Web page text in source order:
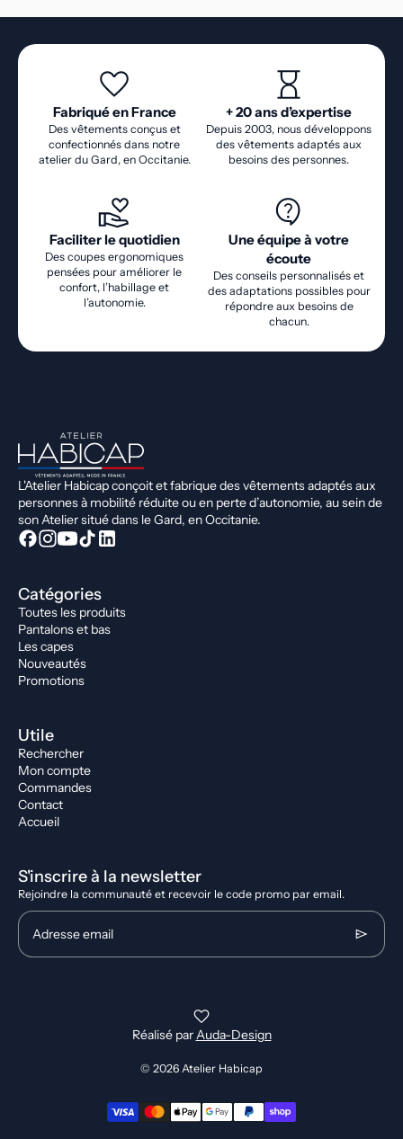
Fabriqué en France
Des vêtements conçus et
confectionnés dans notre
atelier du Gard, en Occitanie.
+ 20 ans d’expertise
Depuis 2003, nous développons
des vêtements adaptés aux
besoins des personnes.
Faciliter le quotidien
Des coupes ergonomiques
pensées pour améliorer le
confort, l’habillage et
l’autonomie.
Une équipe à votre
écoute
Des conseils personnalisés et
des adaptations possibles pour
répondre aux besoins de
chacun.
L'Atelier Habicap conçoit et fabrique des vêtements adaptés aux
personnes à mobilité réduite ou en perte d’autonomie, au sein de
son Atelier situé dans le Gard, en Occitanie.
Catégories
Toutes les produits
Pantalons et bas
Les capes
Nouveautés
Promotions
Utile
Rechercher
Mon compte
Commandes
Contact
Accueil
S'inscrire à la newsletter
Rejoindre la communauté et recevoir le code promo par email.
Adresse email
Réalisé parAuda-Design
© 2026 Atelier Habicap